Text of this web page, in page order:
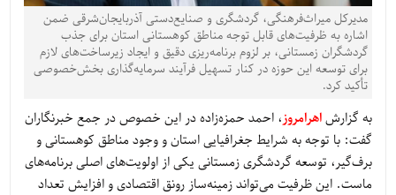
مدیرکل میراث‌فرهنگی، گردشگری و صنایع‌دستی آذربایجان‌شرقی ضمن
اشاره به ظرفیت‌های قابل توجه مناطق کوهستانی استان برای جذب
گردشگران زمستانی، بر لزوم برنامه‌ریزی دقیق و ایجاد زیرساخت‌های لازم
برای توسعه این حوزه در کنار تسهیل فرآیند سرمایه‌گذاری بخش‌خصوصی
تأکید کرد.
به گزارشاهرامروز، احمد حمزه‌زاده در این خصوص در جمع خبرنگاران
گفت: با توجه به شرایط جغرافیایی استان و وجود مناطق کوهستانی و
برف‌گیر، توسعه گردشگری زمستانی یکی از اولویت‌های اصلی برنامه‌های
ماست. این ظرفیت می‌تواند زمینه‌ساز رونق اقتصادی و افزایش تعداد